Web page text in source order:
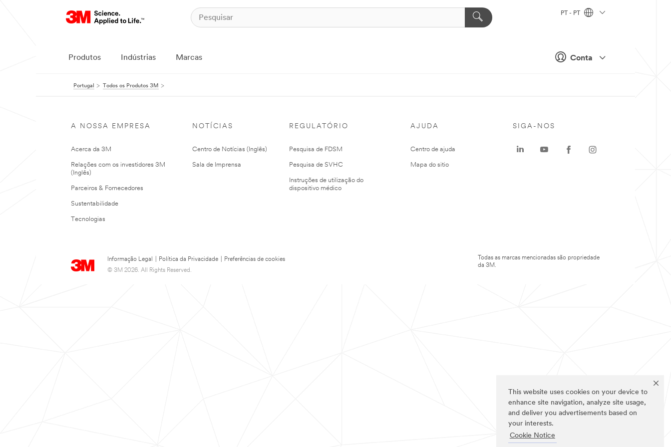
This website uses cookies on your device to
enhance site navigation, analyze site usage,
and deliver you advertisements based on
your interests.
Cookie Notice
Conta
PT - PT
Produtos Indústrias Marcas
Portugal Todos os Produtos 3M
A NOSSA EMPRESA
Acerca da 3M
Relações com os investidores 3M
(Inglês)
Parceiros & Fornecedores
Sustentabilidade
Tecnologias
NOTÍCIAS
Centro de Notícias (Inglês)
Sala de Imprensa
REGULATÓRIO
Pesquisa de FDSM
Pesquisa de SVHC
Instruções de utilização do
dispositivo médico
AJUDA
Centro de ajuda
Mapa do sitio
Informação Legal Política da Privacidade
Preferências de cookies
© 3M 2026. All Rights Reserved.
SIGA-NOS
Todas as marcas mencionadas são propriedade
da 3M.